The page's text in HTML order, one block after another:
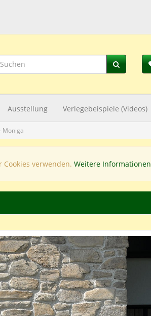
Ausstellung Verlegebeispiele (Videos)
Moniga
verwenden. Weitere Informationen